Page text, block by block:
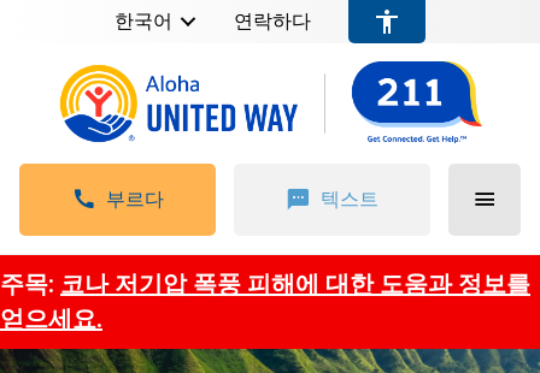
한국어 연락하다
부르다 텍스트
주목: 코나 저기압 폭풍 피해에 대한 도움과 정보를
얻으세요.